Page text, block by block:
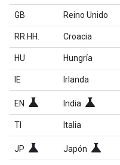
GB Reino Unido
RR.HH. Croacia
HU Hungría
IE Irlanda
EN science India science
TI Italia
JP science Japón science